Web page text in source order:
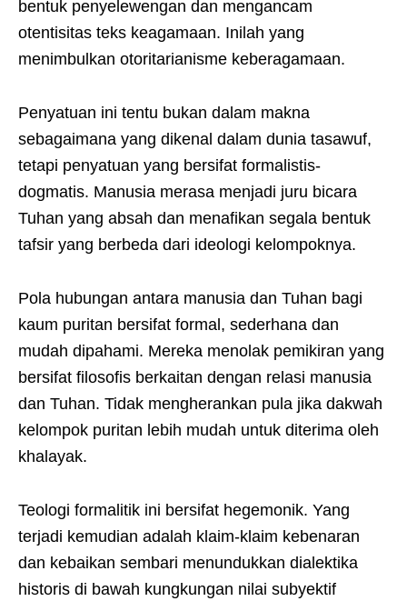
bentuk penyelewengan dan mengancam
otentisitas teks keagamaan. Inilah yang
menimbulkan otoritarianisme keberagamaan.
Penyatuan ini tentu bukan dalam makna
sebagaimana yang dikenal dalam dunia tasawuf,
tetapi penyatuan yang bersifat formalistis-
dogmatis. Manusia merasa menjadi juru bicara
Tuhan yang absah dan menafikan segala bentuk
tafsir yang berbeda dari ideologi kelompoknya.
Pola hubungan antara manusia dan Tuhan bagi
kaum puritan bersifat formal, sederhana dan
mudah dipahami. Mereka menolak pemikiran yang
bersifat filosofis berkaitan dengan relasi manusia
dan Tuhan. Tidak mengherankan pula jika dakwah
kelompok puritan lebih mudah untuk diterima oleh
khalayak.
Teologi formalitik ini bersifat hegemonik. Yang
terjadi kemudian adalah klaim-klaim kebenaran
dan kebaikan sembari menundukkan dialektika
historis di bawah kungkungan nilai subyektif